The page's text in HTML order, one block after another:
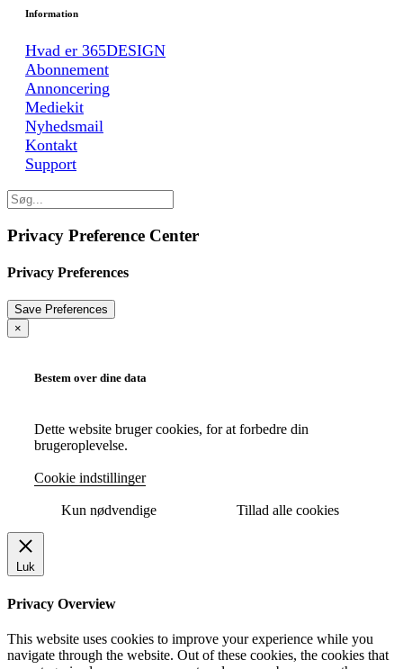
Information
Hvad er 365DESIGN
Abonnement
Annoncering
Mediekit
Nyhedsmail
Kontakt
Support
Privacy Preference Center
Privacy Preferences
×
Bestem over dine data
Dette website bruger cookies, for at forbedre din
brugeroplevelse.
Cookie indstillinger
Kun nødvendige Tillad alle cookies
Luk
Privacy Overview
This website uses cookies to improve your experience while you
navigate through the website. Out of these cookies, the cookies that